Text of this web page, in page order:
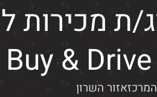
ת מכירות
השרון